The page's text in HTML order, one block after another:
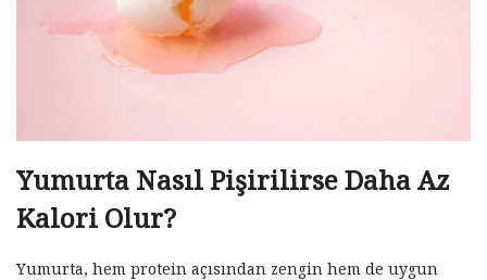
Yumurta Nasıl Pişirilirse Daha Az
Kalori Olur?
Yumurta, hem protein açısından zengin hem de uygun